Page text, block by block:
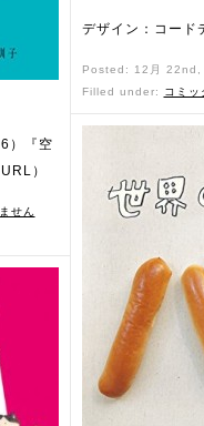
）『空
）
せん
デザイン：コード
Posted: 12月
Filled under:
コミッ